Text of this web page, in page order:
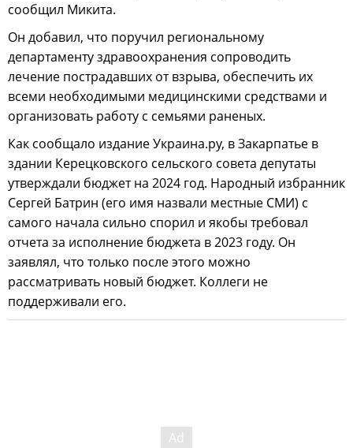
сообщил Микита.
Он добавил, что поручил региональному
департаменту здравоохранения сопроводить
лечение пострадавших от взрыва, обеспечить их
всеми необходимыми медицинскими средствами и
организовать работу с семьями раненых.
Как сообщало издание Украина.ру, в Закарпатье в
здании Керецковского сельского совета депутаты
утверждали бюджет на 2024 год. Народный избранник
Сергей Батрин (его имя назвали местные СМИ) с
самого начала сильно спорил и якобы требовал
отчета за исполнение бюджета в 2023 году. Он
заявлял, что только после этого можно
рассматривать новый бюджет. Коллеги не
поддерживали его.